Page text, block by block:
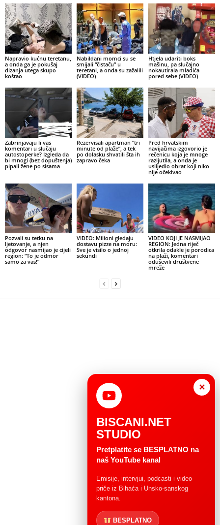
Napravio kućnu teretanu,
a onda ga je pokušaj
dizanja utega skupo
koštao
Nabildani momci su se
smijali “čistaču” u
teretani, a onda su zažalili
(VIDEO)
Htjela udariti boks
mašinu, pa slučajno
nokautirala mladića
pored sebe (VIDEO)
Zabrinjavaju li vas
komentari u slučaju
autostoperke? Izgleda da
bi mnogi (bez dopuštenja)
pipali žene po sisama
Rezervisali apartman “tri
minute od plaže”, a tek
po dolasku shvatili šta ih
zapravo čeka
Pred hrvatskim
navijačima izgovorio je
rečenicu koja je mnoge
razljutila, a onda je
uslijedio obrat koji niko
nije očekivao
Pozvali su tetku na
ljetovanje, a njen
odgovor nasmijao je cijeli
region: “To je odmor
samo za vas!”
VIDEO: Milioni gledaju
dostavu pizze na moru:
Sve je visilo o jednoj
sekundi
VIDEO KOJI JE NASMIJAO
REGION: Jedna riječ
otkrila odakle je porodica
na plaži, komentari
oduševili društvene
mreže
×
BISCANI.NET
STUDIO
Pretplatite se BESPLATNO na
naš YouTube kanal
Emisije, intervjui, podcasti i video
priče iz Bihaća i Unsko-sanskog
kantona.
BESPLATNO